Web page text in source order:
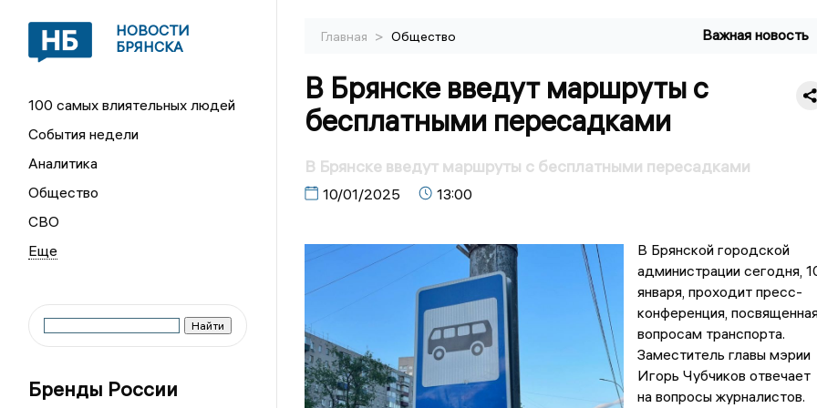
НОВОСТИ
БРЯНСКА
100 самых влиятельных людей
События недели
Аналитика
Общество
СВО
Бренды России
Главная > Общество Важная новость
В Брянске введут маршруты с
бесплатными пересадками
В Брянске введут маршруты с бесплатными пересадками
10/01/2025 13:00
В Брянской городской
администрации сегодня,
января, проходит пресс-
конференция,
вопросам транспорта.
Заместитель главы мэрии
Игорь Чубчиков отвечает
на вопросы журналистов.